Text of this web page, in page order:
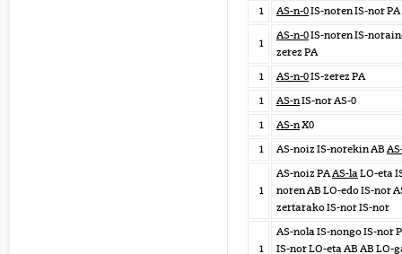
1
AS-n-0IS-noren IS-nor PA
1
AS-n-0IS-noren IS-
zerez PA
1
AS-n-0IS-zerez PA
1
AS-nIS-nor AS-0
1
AS-nX0
1
AS-noiz IS-norekin AB
1
AS-noiz PAAS-laLO-eta
noren AB LO-edo IS-nor
zertarako IS-nor IS-nor
1
AS-nola IS-nongo IS-nor
IS-nor LO-eta AB AB LO-